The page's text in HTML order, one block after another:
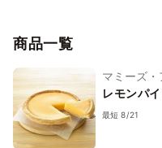
商品一覧
マミーズ
レモンパ
最短 8/21